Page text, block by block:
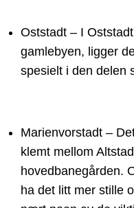
Oststadt – I
gamlebyen, ligger
spesielt i den delen
Marienvorstadt –
klemt mellom
hovedbanegården.
ha det litt mer stille